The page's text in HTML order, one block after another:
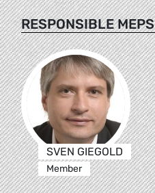
RESPONSIBLE MEPS
SVEN GIEGOLD
Member